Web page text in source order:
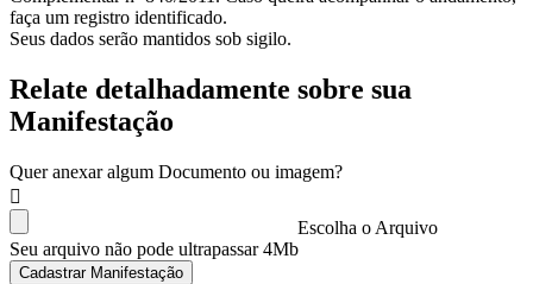
faça um registro identificado.
Seus dados serão mantidos sob sigilo.
Relate detalhadamente sobre sua
Manifestação
Quer anexar algum Documento ou imagem?
Escolha o Arquivo
Seu arquivo não pode ultrapassar 4Mb
Cadastrar Manifestação